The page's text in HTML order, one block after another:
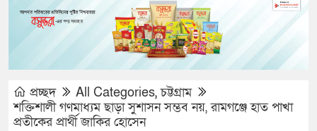
প্রচ্ছদ All Categories,চট্টগ্রাম
শক্তিশালী গণমাধ্যম ছাড়া সুশাসন সম্ভব নয়, রামগঞ্জে হাত পাখা
প্রতীকের প্রার্থী জাকির হোসেন